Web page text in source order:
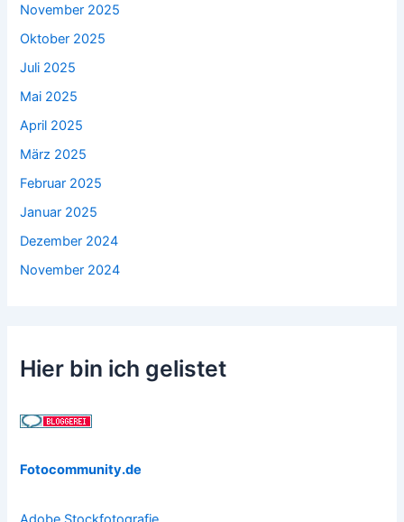
November 2025
Oktober 2025
Juli 2025
Mai 2025
April 2025
März 2025
Februar 2025
Januar 2025
Dezember 2024
November 2024
Hier bin ich gelistet
Fotocommunity.de